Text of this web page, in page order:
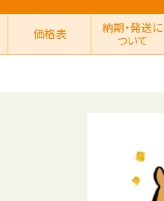
価格表 納期・発送に
ついて